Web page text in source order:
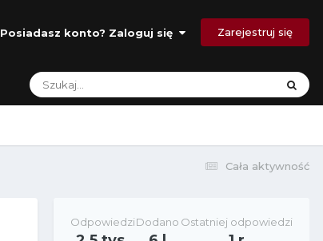
Posiadasz konto? Zaloguj się Zarejestruj się
Cała aktywność
OdpowiedziDodano Ostatniej odpowiedzi